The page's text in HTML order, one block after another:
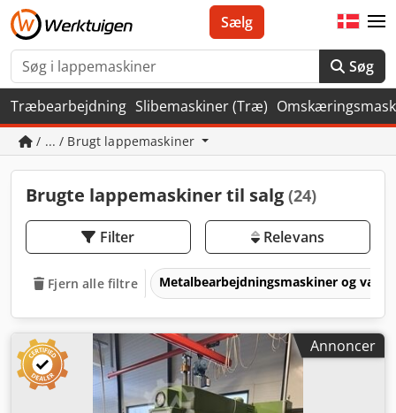
Søg
Sælg
Træbearbejdning Slibemaskiner (Træ)
/ ... / Brugt lappemaskiner
Brugte lappemaskiner til salg (24)
Filter Relevans
Fjern alle filtre Metalbearbejdningsmaskiner og
Annoncer